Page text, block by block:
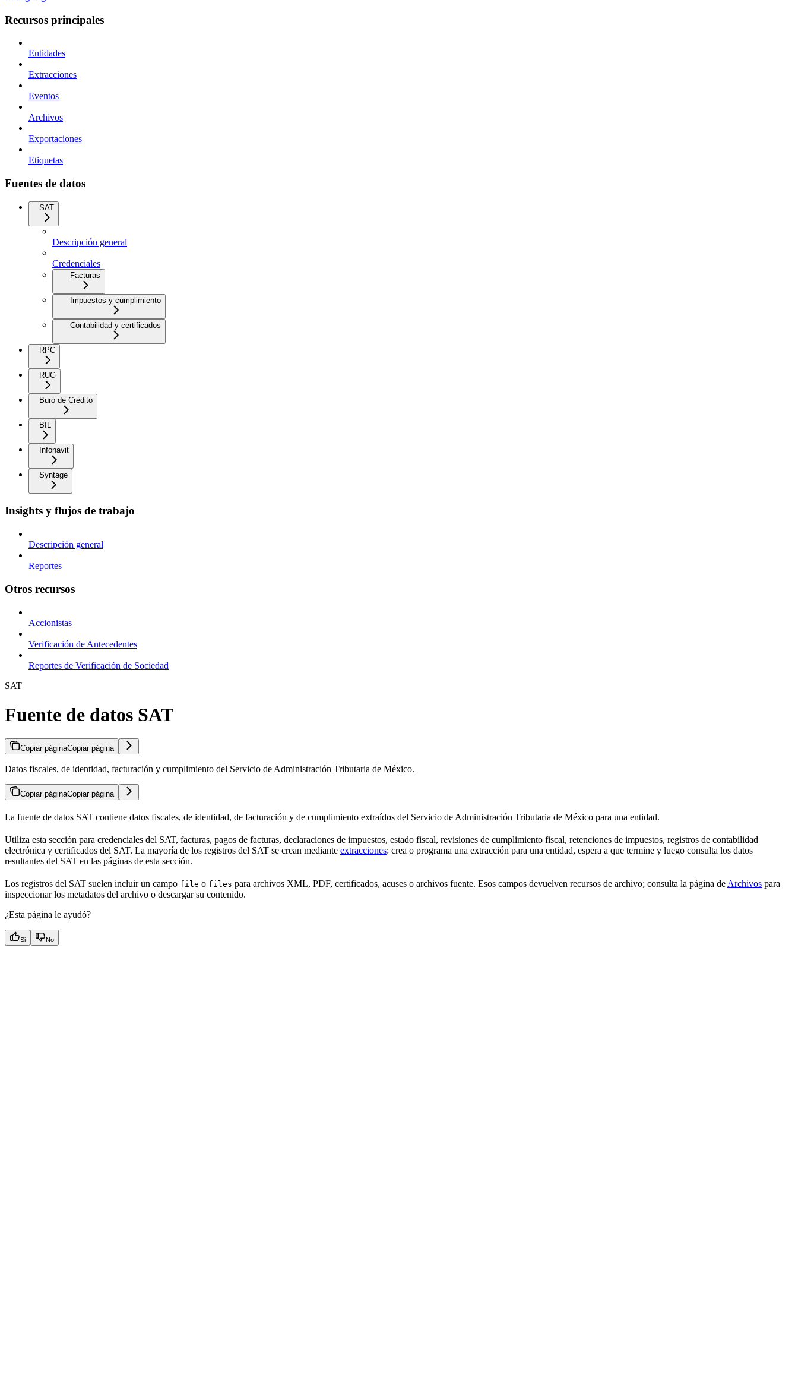
Recursos principales
Entidades
Extracciones
Eventos
Archivos
Exportaciones
Etiquetas
Fuentes de datos
SAT
Descripción general
Credenciales
Facturas
Impuestos y cumplimiento
Contabilidad y certificados
RPC
RUG
Buró de Crédito
BIL
Infonavit
Syntage
Insights y flujos de trabajo
Descripción general
Reportes
Otros recursos
Accionistas
Verificación de Antecedentes
Reportes de Verificación de Sociedad
SAT
Fuente de datos SAT
Copiar páginaCopiar página
Datos fiscales, de identidad, facturación y cumplimiento del Servicio de Administración Tributaria de México.
Copiar páginaCopiar página
La fuente de datos SAT contiene datos fiscales, de identidad, de facturación y de cumplimiento extraídos del Servicio de Administración Tributaria de México para una entidad.
Utiliza esta sección para credenciales del SAT, facturas, pagos de facturas, declaraciones de impuestos, estado fiscal, revisiones de cumplimiento fiscal, retenciones de impuestos, registros de contabilidad
electrónica y certificados del SAT. La mayoría de los registros del SAT se crean mediante extracciones: crea o programa una extracción para una entidad, espera a que termine y luego consulta los datos
resultantes del SAT en las páginas de esta sección.
Los registros del SAT suelen incluir un campo file o files para archivos XML, PDF, certificados, acuses o archivos fuente. Esos campos devuelven recursos de archivo; consulta la página deArchivos para
inspeccionar los metadatos del archivo o descargar su contenido.
¿Esta página le ayudó?
Si No